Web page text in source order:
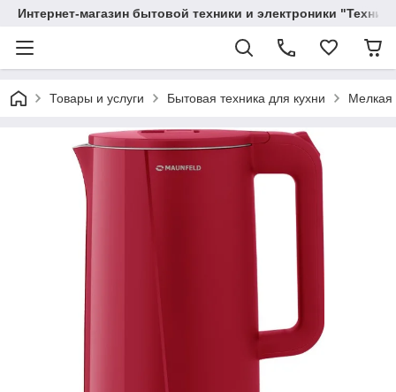
Интернет-магазин бытовой техники и электроники
Товары и услуги Бытовая техника для кухни Мелкая